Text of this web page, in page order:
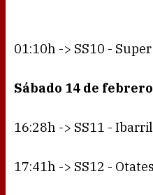
01:10h -> SS10 -
Sábado 14 de
16:28h -> SS11 -
17:41h -> SS12 -